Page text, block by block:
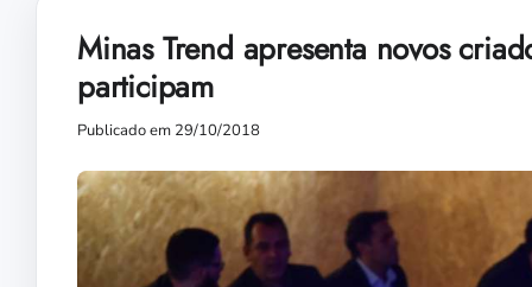
Minas Trend apresenta novos
participam
Publicado em 29/10/2018